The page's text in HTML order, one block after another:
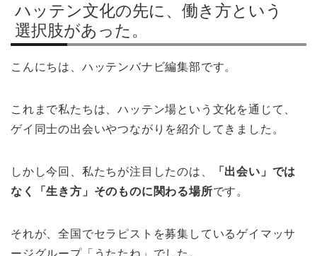
ハッテン文化の先に、働き方という
選択肢があった。
こんにちは、ハッテンバナビ編集部です。
これまで私たちは、ハッテン場という文化を通じて、
ゲイ同士の出会いやつながりを紹介してきました。
しかし今回、私たちが注目したのは、
「出会い」では
なく「生き方」そのものに関わる場所です。
それが、全国でセラピストを募集しているゲイマッサ
ージグループ「うたたね」でした。